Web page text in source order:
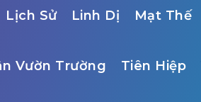
Lịch Sử Linh Dị Mạt Thế
Vườn Trường Tiên Hiệp